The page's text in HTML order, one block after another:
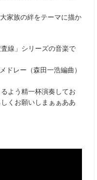
家族の絆をテーマに描か
線」シリーズの音楽で
ドレー（森田一浩編曲）
よう精一杯演奏してお
くお願いしまぁぁああ